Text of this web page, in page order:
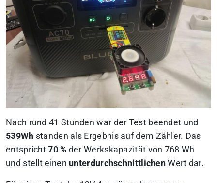
Nach rund 41 Stunden war der Test beendet und
539Wh standen als Ergebnis auf dem Zähler. Das
entspricht70 % der Werkskapazität von 768 Wh
und stellt einen unterdurchschnittlichen Wert dar.